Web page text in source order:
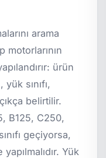
arama
motorlarının
ürün
sınıfı,
belirtilir.
B125, C250,
geçiyorsa,
Yük